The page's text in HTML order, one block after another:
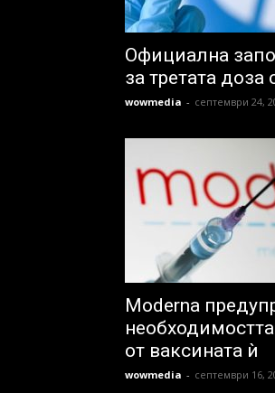
Официална
за третата доза
wowmedia - септември 24,
Moderna
от ваксината ѝ
wowmedia - септември 16,